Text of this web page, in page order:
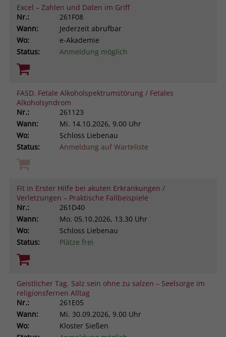
Excel – Zahlen und Daten im Griff
Nr.:
261F08
Wann:
Jederzeit abrufbar
Wo:
e-Akademie
Status:
Anmeldung möglich
FASD. Fetale Alkoholspektrumstörung / Fetales
Alkoholsyndrom
Nr.:
261123
Wann:
Mi. 14.10.2026, 9.00 Uhr
Wo:
Schloss Liebenau
Status:
Anmeldung auf Warteliste
Fit in Erster Hilfe bei akuten Erkrankungen /
Verletzungen – Praktische Fallbeispiele
Nr.:
261D40
Wann:
Mo. 05.10.2026, 13.30 Uhr
Wo:
Schloss Liebenau
Status:
Plätze frei
Geistlicher Tag. Salz sein ohne zu salzen – Seelsorge im
religionsfernen Alltag
Nr.:
261E05
Wann:
Mi. 30.09.2026, 9.00 Uhr
Wo:
Kloster Sießen